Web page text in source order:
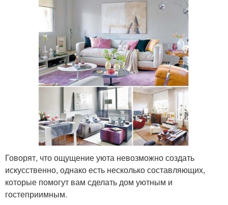
Говорят, что ощущение уюта невозможно создать
искусственно, однако есть несколько составляющих,
которые помогут вам сделать дом уютным и
гостеприимным.